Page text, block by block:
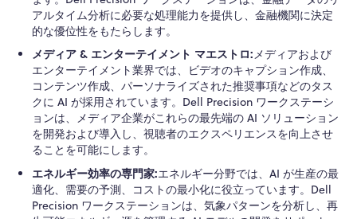
アルタイム分析に必要な処理能力を提供し、金融機関に決定
的な優位性をもたらします。
メディア & エンターテイメント マエストロ:メディアおよび
エンターテイメント業界では、ビデオのキャプション作成、
コンテンツ作成、パーソナライズされた推奨事項などのタス
クに AI が採用されています。Dell Precision ワークステーシ
ョンは、メディア企業がこれらの最先端の AI ソリューション
を開発および導入し、視聴者のエクスペリエンスを向上させ
ることを可能にします。
エネルギー効率の専門家:エネルギー分野では、AI が生産の最
適化、需要の予測、コストの最小化に役立っています。Dell
Precision ワークステーションは、気象パターンを分析し、再